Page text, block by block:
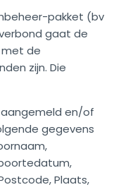
pakket (bv
gaat de
met de
zijn. Die
en/of
gegevens
Plaats,